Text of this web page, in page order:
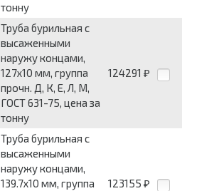
тонну
Труба бурильная с
высаженными
наружу концами,
127х10 мм, группа
прочн. Д, К, Е, Л, М,
ГОСТ 631-75, цена за
тонну
124291 ₽
Труба бурильная с
высаженными
наружу концами,
139.7х10 мм, группа
123155 ₽